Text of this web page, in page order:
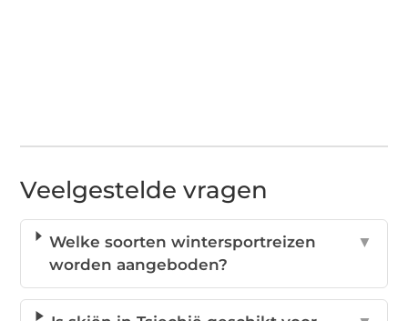
Veelgestelde vragen
Welke soorten wintersportreizen
worden aangeboden?
▼